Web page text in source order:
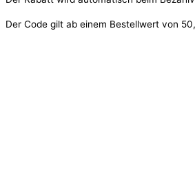
Der Code gilt ab einem Bestellwert von